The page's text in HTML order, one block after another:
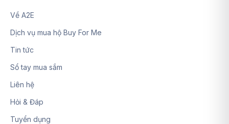
Về A2E
Dịch vụ mua hộ Buy For Me
Tin tức
Sổ tay mua sắm
Liên hệ
Hỏi & Đáp
Tuyển dụng